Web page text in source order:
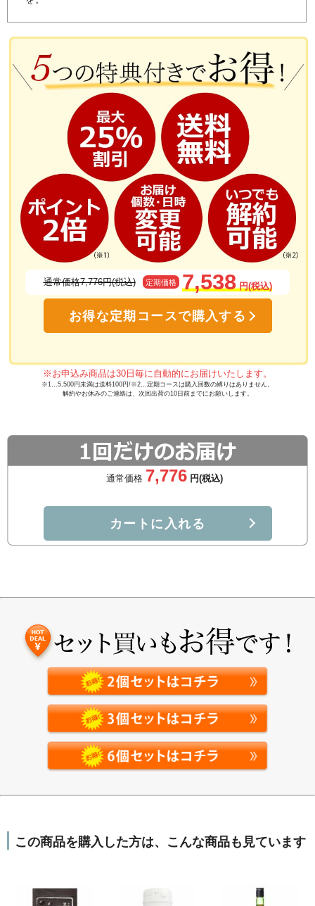
通常価格 7,776 円(税込)
カートに入れる
通常価格7,776円(税込) 定期価格 7,538 円(税込)
お得な定期コースで購入する
※お申込み商品は30日毎に自動的にお届けいたします。
※1…5,500円未満は送料100円/※2…定期コースは購入回数の縛りはありません。
解約やお休みのご連絡は、次回出荷の10日前までにお願いします。
この商品を購入した方は、こんな商品も見ています